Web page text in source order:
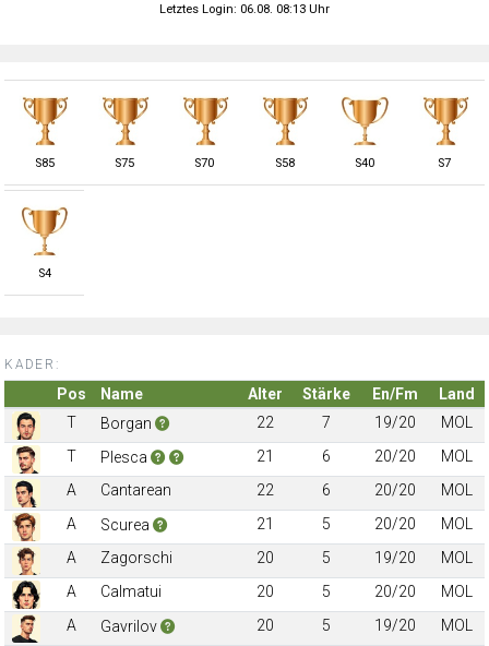
Letztes Login: 06.08. 08:13 Uhr
S85 S75 S70 S58 S40 S7
S4
KADER:
Pos Name Alter Stärke En/Fm
Land
T
Borgan 22 7 19/20
MOL
T
Plesca 21 6 20/20
MOL
A
Cantarean 22 6 20/20
MOL
A
Scurea 21 5 20/20
MOL
A
Zagorschi 20 5 19/20
MOL
A
Calmatui 20 5 20/20
MOL
A
Gavrilov 20 5 19/20
MOL